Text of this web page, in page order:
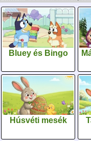
Bluey és Bingo
Húsvéti mesék